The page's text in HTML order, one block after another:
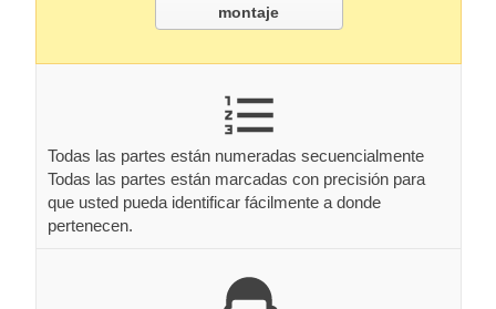
montaje
Todas las partes están numeradas secuencialmente
Todas las partes están marcadas con precisión para
que usted pueda identificar fácilmente a donde
pertenecen.